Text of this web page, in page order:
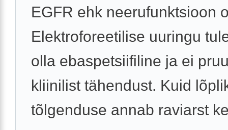
EGFR ehk neerufunktsioon
Elektroforeetilise uuringu
olla ebaspetsiifiline ja ei
kliinilist tähendust. Kuid
tõlgenduse annab raviarst